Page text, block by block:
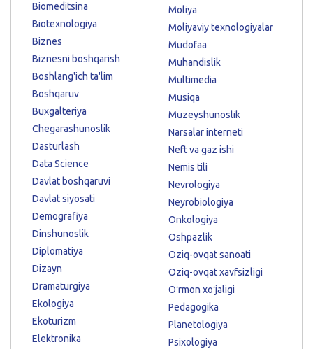
Biomeditsina
Biotexnologiya
Biznes
Biznesni boshqarish
Boshlang'ich ta'lim
Boshqaruv
Buxgalteriya
Chegarashunoslik
Dasturlash
Data Science
Davlat boshqaruvi
Davlat siyosati
Demografiya
Dinshunoslik
Diplomatiya
Dizayn
Dramaturgiya
Ekologiya
Ekoturizm
Elektronika
Moliya
Moliyaviy texnologiyalar
Mudofaa
Muhandislik
Multimedia
Musiqa
Muzeyshunoslik
Narsalar interneti
Neft va gaz ishi
Nemis tili
Nevrologiya
Neyrobiologiya
Onkologiya
Oshpazlik
Oziq-ovqat sanoati
Oziq-ovqat xavfsizligi
Oʻrmon xoʻjaligi
Pedagogika
Planetologiya
Psixologiya